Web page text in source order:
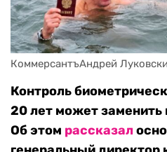
КоммерсантъАндрей
Контроль
20 лет может заменить
Об этом рассказал